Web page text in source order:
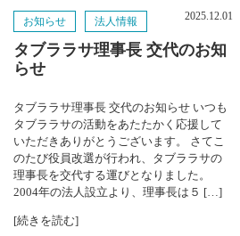
2025
2025
2025
2025
2025年
お知らせ 法人情報 2025.12.01
タブララサ理事長 交代のお知
らせ
タブララサ理事長 交代のお知らせ いつも
タブララサの活動をあたたかく応援して
いただきありがとうございます。 さてこ
のたび役員改選が行われ、タブララサの
理事長を交代する運びとなりました。
2004年の法人設立より、理事長は５ […]
[続きを読む]